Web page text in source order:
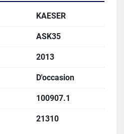
KAESER
ASK35
2013
D'occasion
100907.1
21310